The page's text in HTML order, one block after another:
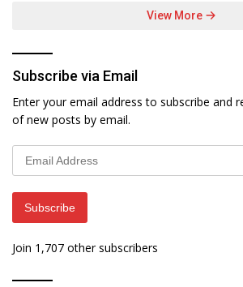
View More
Subscribe via Email
Enter your email address to subscribe and
of new posts by email.
Email
Address
Subscribe
Join 1,707 other subscribers